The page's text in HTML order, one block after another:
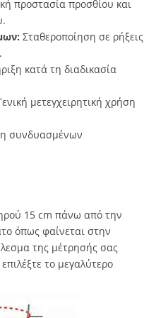
προστασία προσθίου και
Σταθεροποίηση σε ρήξεις
κατά τη διαδικασία
μετεγχειρητική χρήση
συνδυασμένων
15 cm πάνω από την
όπως φαίνεται στην
της μέτρησής σας
το μεγαλύτερο